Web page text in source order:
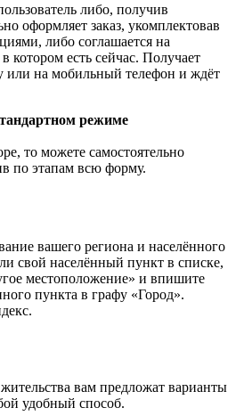
либо, получив
оформляет заказ, укомплектовав
либо соглашается на
котором есть сейчас. Получает
или на мобильный телефон и ждёт
режиме
то можете самостоятельно
по этапам всю форму.
вашего региона и населённого
свой населённый пункт в списке,
местоположение» и впишите
пункта в графу «Город».
вам предложат варианты
удобный способ.